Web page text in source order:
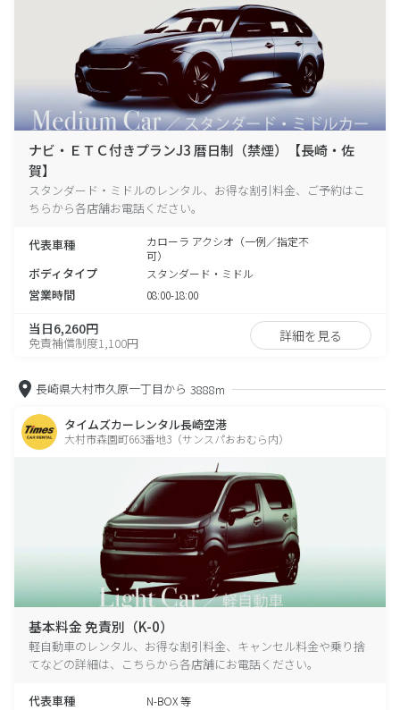
ナビ・ＥＴＣ付きプランJ3 暦日制（禁煙）【長崎・佐
賀】
スタンダード・ミドルのレンタル、お得な割引料金、ご予約はこ
ちらから各店舗お電話ください。
代表車種
カローラ アクシオ（一例／指定不
可）
ボディタイプ スタンダード・ミドル
営業時間 08:00-18:00
当日6,260円
免責補償制度1,100円 詳細を見る
長崎県大村市久原一丁目から 3888m
タイムズカーレンタル長崎空港
大村市森園町663番地3（サンスパおおむら内）
基本料金 免責別（K-0）
軽自動車のレンタル、お得な割引料金、キャンセル料金や乗り捨
てなどの詳細は、こちらから各店舗にお電話ください。
代表車種 N-BOX 等